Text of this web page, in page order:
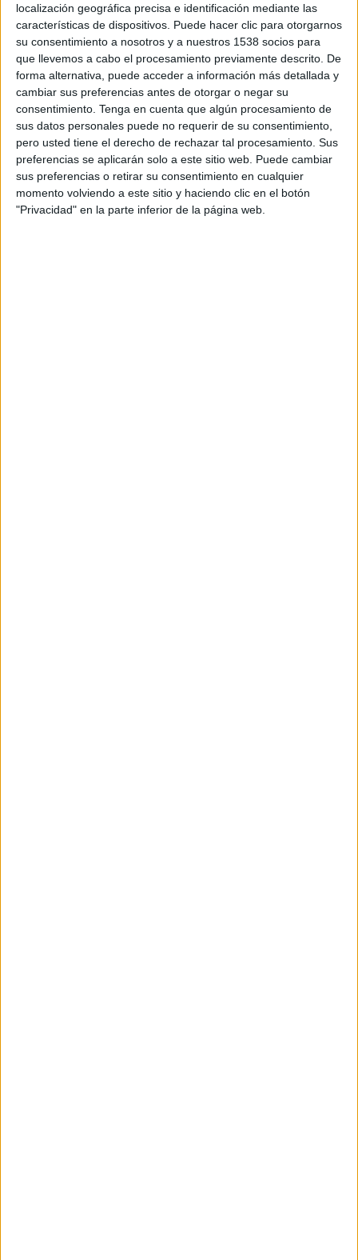
localización geográfica precisa e identificación mediante las
características de dispositivos. Puede hacer clic para otorgarnos
su consentimiento a nosotros y a nuestros 1538 socios para
que llevemos a cabo el procesamiento previamente descrito. De
forma alternativa, puede acceder a información más detallada y
cambiar sus preferencias antes de otorgar o negar su
consentimiento. Tenga en cuenta que algún procesamiento de
sus datos personales puede no requerir de su consentimiento,
pero usted tiene el derecho de rechazar tal procesamiento. Sus
preferencias se aplicarán solo a este sitio web. Puede cambiar
sus preferencias o retirar su consentimiento en cualquier
momento volviendo a este sitio y haciendo clic en el botón
"Privacidad" en la parte inferior de la página web.
Dirección de cuentas: Eli Masides
Project manager: Laura Felip
Agencia de medios: Publicis AMP by Starcom
Productora: After
Locución: Jordi Brau
Estudio de sonido: BSO